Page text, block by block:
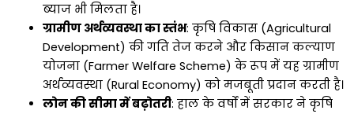
ब्याज भी मिलता है।
ग्रामीण अर्थव्यवस्था का स्तंभ: कृषि विकास (Agricultural
Development) की गति तेज करने और किसान कल्याण
योजना (Farmer Welfare Scheme) के रूप में यह ग्रामीण
अर्थव्यवस्था (Rural Economy) को मजबूती प्रदान करती है।
लोन की सीमा में बढ़ोतरी: हाल के वर्षों में सरकार ने कृषि